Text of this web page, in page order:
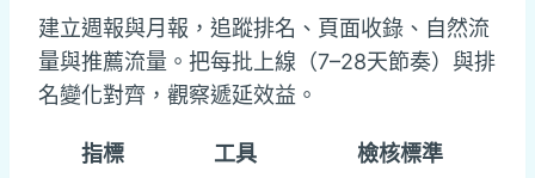
建立週報與月報，追蹤排名、頁面收錄、自然流
量與推薦流量。把每批上線（7–28天節奏）與排
名變化對齊，觀察遞延效益。
指標 工具
檢核標準